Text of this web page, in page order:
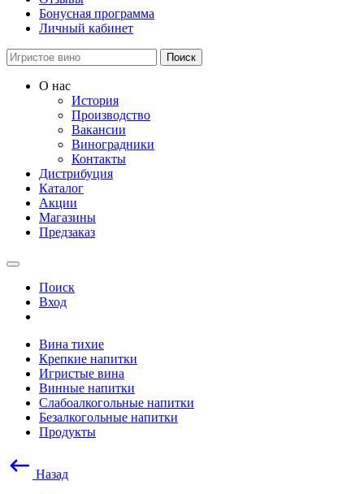
Бонусная программа
Личный кабинет
Поиск
О нас
История
Производство
Вакансии
Виноградники
Контакты
Дистрибуция
Каталог
Акции
Магазины
Предзаказ
Поиск
Вход
Вина тихие
Крепкие напитки
Игристые вина
Винные напитки
Слабоалкогольные напитки
Безалкогольные напитки
Продукты
Назад